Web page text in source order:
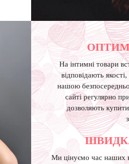
На інтимні товари
відповідають
нашою
сайті регулярно
дозволяють
Ми цінуємо час наших